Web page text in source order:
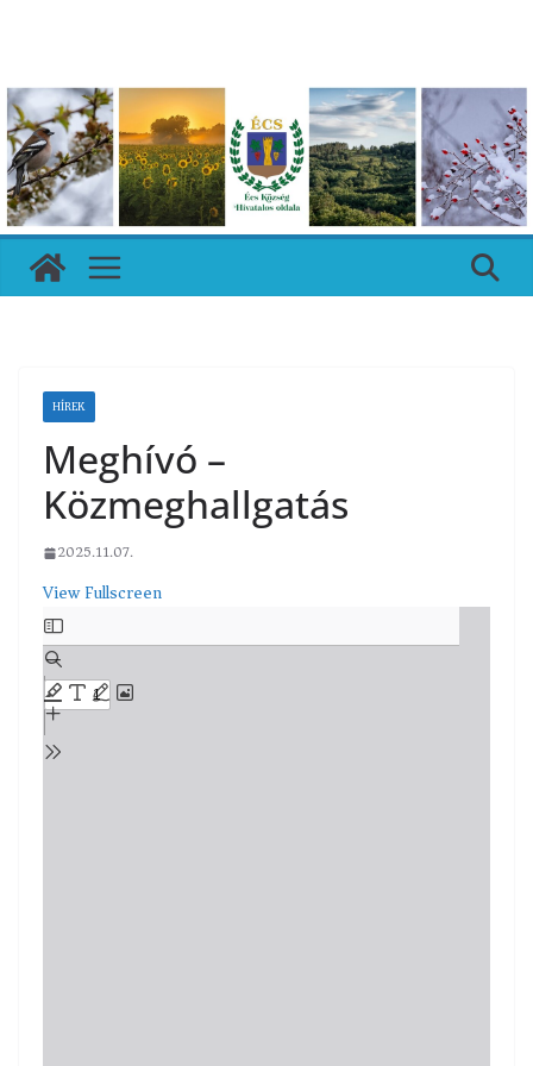
HÍREK
Meghívó –
Közmeghallgatás
2025.11.07.
View Fullscreen
Skip
to
PDF
content